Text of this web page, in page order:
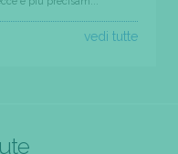
vedi tutte